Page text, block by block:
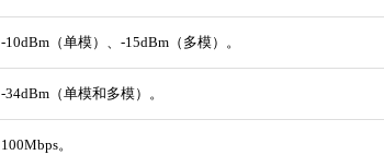
-10dBm（单模）、-15dBm（多模）。
-34dBm（单模和多模）。
100Mbps。